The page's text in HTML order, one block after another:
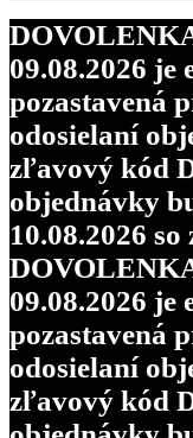
09.08.2026 je
pozastavená
odosielaní
zľavový kód
objednávky
10.08.2026
09.08.2026 je
pozastavená
odosielaní
zľavový kód